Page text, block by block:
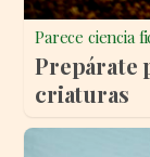
Parece ciencia
Prepárate
criaturas